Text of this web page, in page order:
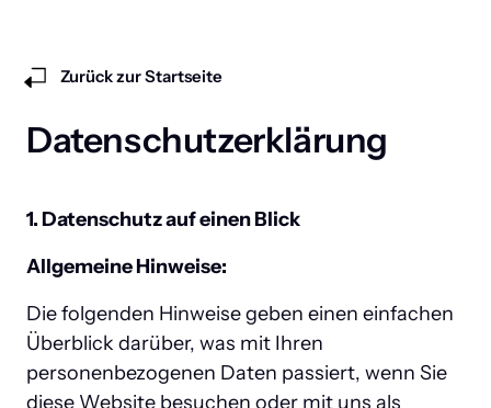
Zurück zur Startseite
Datenschutzerklärung
1. Datenschutz auf einen Blick
Allgemeine Hinweise:
Die folgenden Hinweise geben einen einfachen
Überblick darüber, was mit Ihren
personenbezogenen Daten passiert, wenn Sie
diese Website besuchen oder mit uns als